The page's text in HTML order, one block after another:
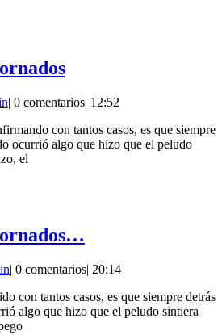
Más
retornados
admin
| 0 comentarios| 12:52
con tantos casos, es que siempre
ocurrió algo que hizo que el peludo
el
retornados…
admin
| 0 comentarios| 20:14
con tantos casos, es que siempre detrás
algo que hizo que el peludo sintiera